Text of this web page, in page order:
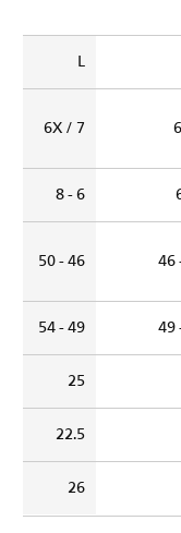
L
6X / 7
6 - 8
46 - 50
49 - 54
25
22.5
26